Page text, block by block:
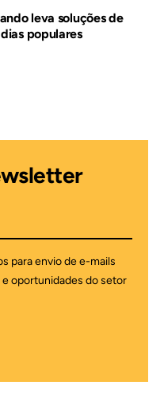
leva soluções de
populares
para envio de e-mails
oportunidades do setor